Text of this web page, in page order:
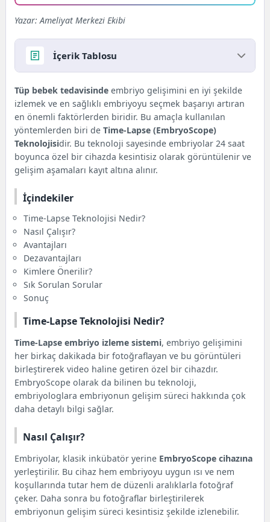
Yazar: Ameliyat Merkezi Ekibi
İçerik Tablosu
İçindekiler
Time-Lapse Teknolojisi Nedir?
Nasıl Çalışır?
Avantajları
Dezavantajları
Kimlere Önerilir?
Sık Sorulan Sorular
Tüp bebek tedavisinde embriyo gelişimini en iyi şekilde
izlemek ve en sağlıklı embriyoyu seçmek başarıyı artıran
en önemli faktörlerden biridir. Bu amaçla kullanılan
yöntemlerden biri deTime-Lapse (EmbryoScope)
Teknolojisidir. Bu teknoloji sayesinde embriyolar 24 saat
boyunca özel bir cihazda kesintisiz olarak görüntülenir ve
gelişim aşamaları kayıt altına alınır.
İçindekiler
Time-Lapse Teknolojisi Nedir?
Nasıl Çalışır?
Avantajları
Dezavantajları
Kimlere Önerilir?
Sık Sorulan Sorular
Sonuç
Time-Lapse Teknolojisi Nedir?
Time-Lapse embriyo izleme sistemi, embriyo gelişimini
her birkaç dakikada bir fotoğraflayan ve bu görüntüleri
birleştirerek video haline getiren özel bir cihazdır.
EmbryoScope olarak da bilinen bu teknoloji,
embriyologlara embriyonun gelişim süreci hakkında çok
daha detaylı bilgi sağlar.
Nasıl Çalışır?
Embriyolar, klasik inkübatör yerine EmbryoScope cihazına
yerleştirilir. Bu cihaz hem embriyoyu uygun ısı ve nem
koşullarında tutar hem de düzenli aralıklarla fotoğraf
çeker. Daha sonra bu fotoğraflar birleştirilerek
embriyonun gelişim süreci kesintisiz şekilde izlenebilir.